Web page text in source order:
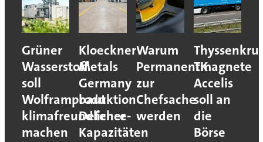
Grüner
Wasserstoff
soll
Wolframproduktion
klimafreundlicher
machen
Kloeckner
Metals
Germany
baut
Defence-
Kapazitäten
Warum
Permanentmagnete
zur
Chefsache
werden
TK
Accelis
soll an
die
Börse